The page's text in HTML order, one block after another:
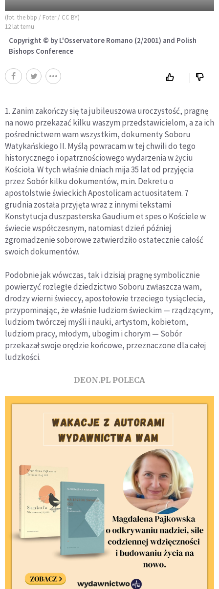
(fot. the bbp / Foter / CC BY)
12 lat temu
Copyright © by L'Osservatore Romano (2/2001) and Polish
Bishops Conference
1. Zanim zakończy się ta jubileuszowa uroczystość, pragnę
na nowo przekazać kilku waszym przedstawicielom, a za ich
pośrednictwem wam wszystkim, dokumenty Soboru
Watykańskiego II. Myślą powracam w tej chwili do tego
historycznego i opatrznościowego wydarzenia w życiu
Kościoła. W tych właśnie dniach mija 35 lat od przyjęcia
przez Sobór kilku dokumentów, m.in. Dekretu o
apostolstwie świeckich Apostolicam actuositatem. 7
grudnia została przyjęta wraz z innymi tekstami
Konstytucja duszpasterska Gaudium et spes o Kościele w
świecie współczesnym, natomiast dzień później
zgromadzenie soborowe zatwierdziło ostatecznie całość
swoich dokumentów.
Podobnie jak wówczas, tak i dzisiaj pragnę symbolicznie
powierzyć rozległe dziedzictwo Soboru zwłaszcza wam,
drodzy wierni świeccy, apostołowie trzeciego tysiąclecia,
przypominając, że właśnie ludziom świeckim — rządzącym,
ludziom twórczej myśli i nauki, artystom, kobietom,
ludziom pracy, młodym, ubogim i chorym — Sobór
przekazał swoje orędzie końcowe, przeznaczone dla całej
ludzkości.
DEON.PL POLECA